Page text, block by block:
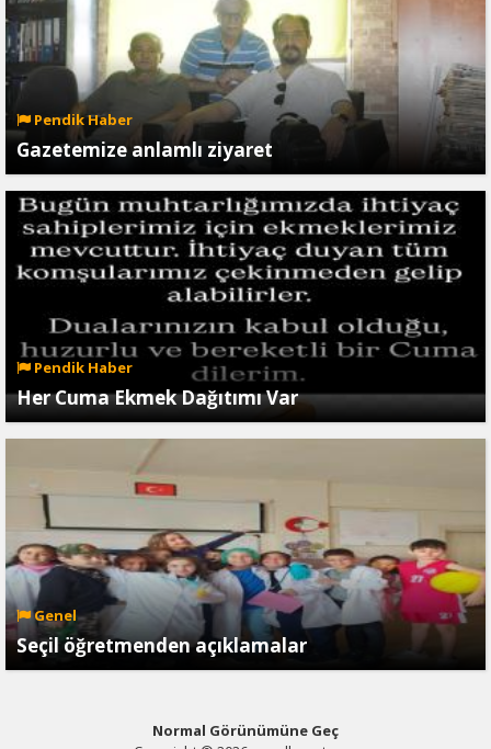
Pendik Haber
Gazetemize anlamlı ziyaret
Pendik Haber
Her Cuma Ekmek Dağıtımı Var
Genel
Seçil öğretmenden açıklamalar
Normal Görünümüne Geç